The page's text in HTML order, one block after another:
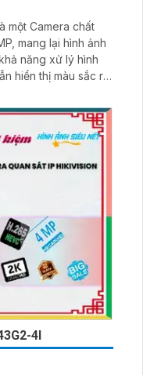
một Camera chất
mang lại hình ảnh
hiển thị màu sắc rõ
cải thiện chất
các môi trường ánh
4I